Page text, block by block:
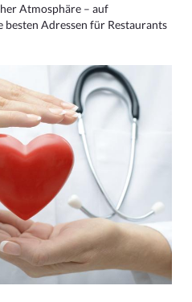
Atmosphäre – auf
besten Adressen für Restaurants